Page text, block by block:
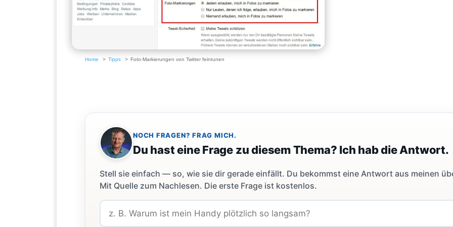
Home Tipps Foto-Markierungen von Twitter feintunen
NOCH FRAGEN? FRAG MICH.
Du hast eine Frage zu diesem Thema? Ich hab die Antwort.
Stell sie einfach — so, wie sie dir gerade einfällt. Du bekommst eine Antwort aus meinen
Mit Quelle zum Nachlesen. Die erste Frage ist kostenlos.